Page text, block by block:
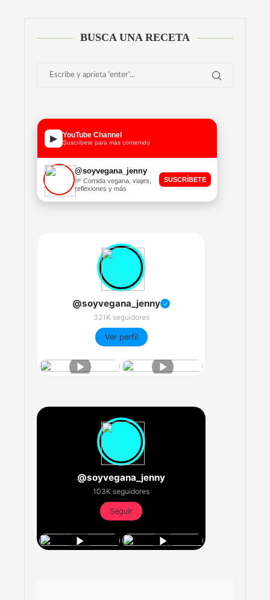
BUSCA UNA RECETA
▶ YouTube Channel
Suscríbete para más contenido
@soyvegana_jenny
🌱 Comida vegana, viajes,
reflexiones y más
SUSCRÍBETE
@soyvegana_jenny ✓
321K seguidores
Ver perfil
@soyvegana_jenny
103K seguidores
Seguir